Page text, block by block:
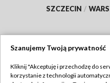
SZCZECIN /
Szanujemy Twoją prywatność
Kliknij "Akceptuję i przechodzę do
korzystanie z technologii